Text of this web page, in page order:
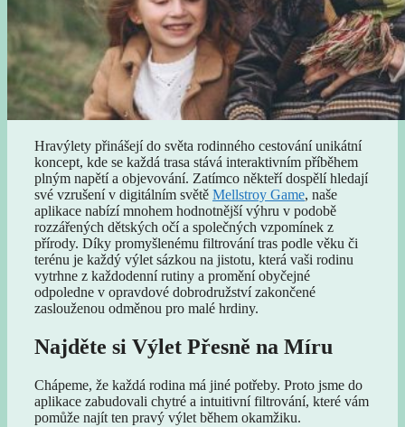
Hravýlety přinášejí do světa rodinného cestování unikátní
koncept, kde se každá trasa stává interaktivním příběhem
plným napětí a objevování. Zatímco někteří dospělí hledají
své vzrušení v digitálním světě Mellstroy Game, naše
aplikace nabízí mnohem hodnotnější výhru v podobě
rozzářených dětských očí a společných vzpomínek z
přírody. Díky promyšlenému filtrování tras podle věku či
terénu je každý výlet sázkou na jistotu, která vaši rodinu
vytrhne z každodenní rutiny a promění obyčejné
odpoledne v opravdové dobrodružství zakončené
zaslouženou odměnou pro malé hrdiny.
Najděte si Výlet Přesně na Míru
Chápeme, že každá rodina má jiné potřeby. Proto jsme do
aplikace zabudovali chytré a intuitivní filtrování, které vám
pomůže najít ten pravý výlet během okamžiku.